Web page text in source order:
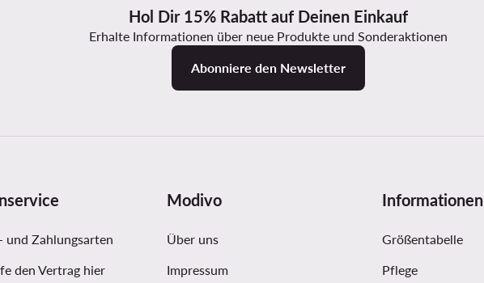
Hol Dir 15% Rabatt auf Deinen Einkauf
Erhalte Informationen über neue Produkte und Sonderaktionen
Abonniere den Newsletter
und Zahlungsarten
den Vertrag hier
Modivo
Über uns
Impressum
Informationen
Größentabelle
Pflege